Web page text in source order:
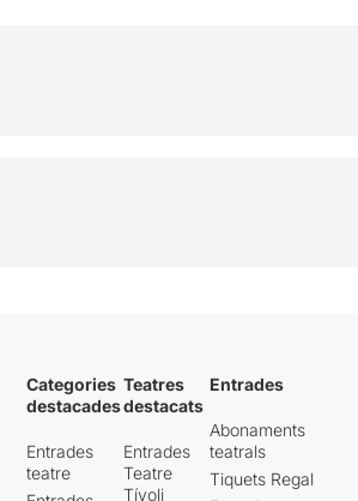
Categories
destacades
Entrades
teatre
Teatres
destacats
Entrades
Teatre
Tívoli
Entrades
Abonaments
teatrals
Tiquets Regal